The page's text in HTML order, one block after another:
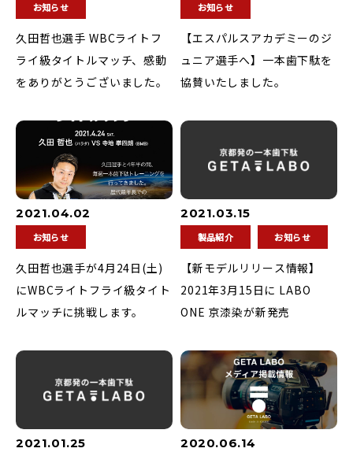
お知らせ
久田哲也選手 WBCライトフ
ライ級タイトルマッチ、感動
をありがとうございました。
お知らせ
【エスパルスアカデミーのジ
ュニア選手へ】一本歯下駄を
協賛いたしました。
2021.04.02
お知らせ
久田哲也選手が4月24日(土)
にWBCライトフライ級タイト
ルマッチに挑戦します。
2021.03.15
製品紹介 お知らせ
【新モデルリリース情報】
2021年3月15日に LABO
ONE 京漆染が新発売
2021.01.25 2020.06.14